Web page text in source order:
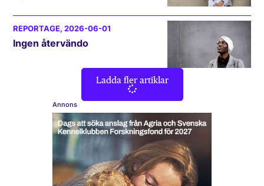
REPORTAGE, 2026-06-01
Ingen återvändo
Ladda fler artiklar
Annons